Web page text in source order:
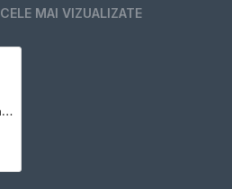
CELE MAI VIZUALIZATE
Tensoplast Sport - Bandaj adeziv elastic